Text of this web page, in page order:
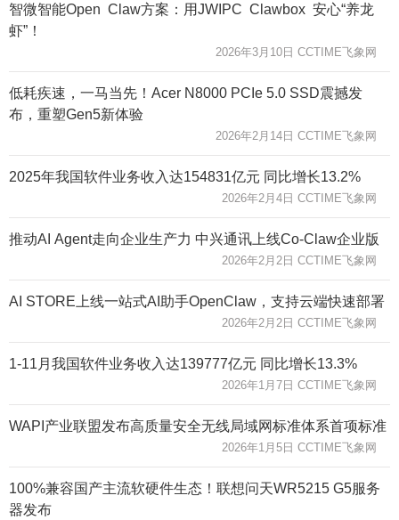
智微智能Open Claw方案：用JWIPC Clawbox 安心“养龙
虾”！
2026年3月10日 CCTIME飞象网
低耗疾速，一马当先！Acer N8000 PCIe 5.0 SSD震撼发
布，重塑Gen5新体验
2026年2月14日 CCTIME飞象网
2025年我国软件业务收入达154831亿元 同比增长13.2%
2026年2月4日 CCTIME飞象网
推动AI Agent走向企业生产力 中兴通讯上线Co-Claw企业版
2026年2月2日 CCTIME飞象网
AI STORE上线一站式AI助手OpenClaw，支持云端快速部署
2026年2月2日 CCTIME飞象网
1-11月我国软件业务收入达139777亿元 同比增长13.3%
2026年1月7日 CCTIME飞象网
WAPI产业联盟发布高质量安全无线局域网标准体系首项标准
2026年1月5日 CCTIME飞象网
100%兼容国产主流软硬件生态！联想问天WR5215 G5服务
器发布